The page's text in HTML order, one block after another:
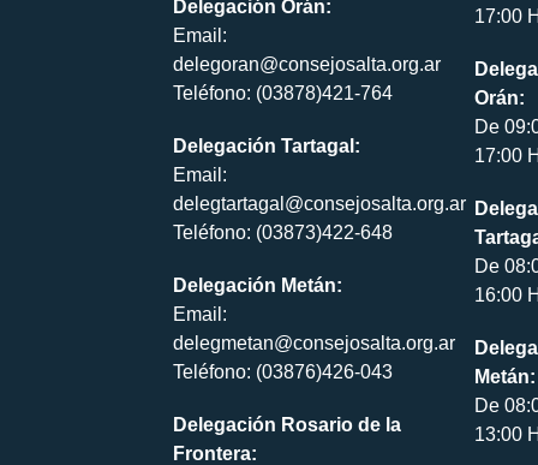
Delegación Orán:
Email:
delegoran@consejosalta.org.ar
Teléfono: (03878)421-764
Delegación Tartagal:
Email:
delegtartagal@consejosalta.org.ar
Teléfono: (03873)422-648
Delegación Metán:
Email:
delegmetan@consejosalta.org.ar
Teléfono: (03876)426-043
Delegación Rosario de la
Frontera:
17:00
Orán:
De
17:00
De
16:00
Metán:
De
13:00